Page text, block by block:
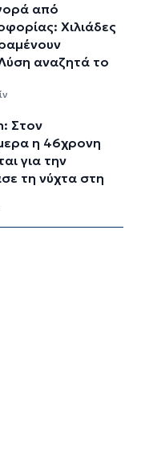
από
Χιλιάδες
αναζητά το
Στον
η 46χρονη
για την
τη νύχτα στη